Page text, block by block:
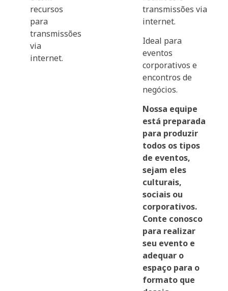
recursos
para
transmissões
via
internet.
transmissões via
internet.
Ideal para
eventos
corporativos e
encontros de
negócios.
Nossa equipe
está preparada
para produzir
todos os tipos
de eventos,
sejam eles
culturais,
sociais ou
corporativos.
Conte conosco
para realizar
seu evento e
adequar o
espaço para o
formato que